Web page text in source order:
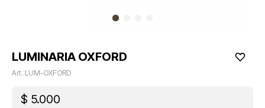
LUMINARIA OXFORD
LUM-OXFORD
$ 5.000